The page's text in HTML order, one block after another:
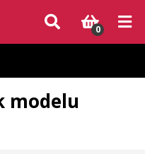
dílů, které nejsou skladem,
pochopení.
0
modelu